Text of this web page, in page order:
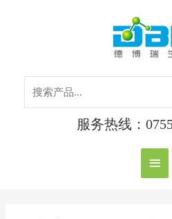
主
菜
单
服务热线：